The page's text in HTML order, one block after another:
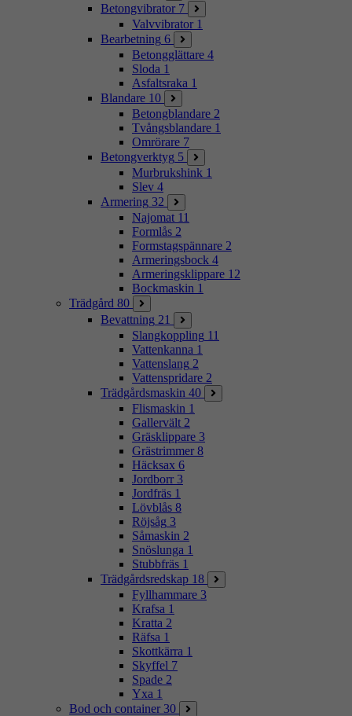
Betongvibrator 7
Valvvibrator 1
Bearbetning 6
Betongglättare 4
Sloda 1
Asfaltsraka 1
Blandare 10
Betongblandare 2
Tvångsblandare 1
Omrörare 7
Betongverktyg 5
Murbrukshink 1
Slev 4
Armering 32
Najomat 11
Formlås 2
Formstagspännare 2
Armeringsbock 4
Armeringsklippare 12
Bockmaskin 1
Trädgård 80
Bevattning 21
Slangkoppling 11
Vattenkanna 1
Vattenslang 2
Vattenspridare 2
Trädgårdsmaskin 40
Flismaskin 1
Gallervält 2
Gräsklippare 3
Grästrimmer 8
Häcksax 6
Jordborr 3
Jordfräs 1
Lövblås 8
Röjsåg 3
Såmaskin 2
Snöslunga 1
Stubbfräs 1
Trädgårdsredskap 18
Fyllhammare 3
Krafsa 1
Kratta 2
Räfsa 1
Skottkärra 1
Skyffel 7
Spade 2
Yxa 1
Bod och container 30